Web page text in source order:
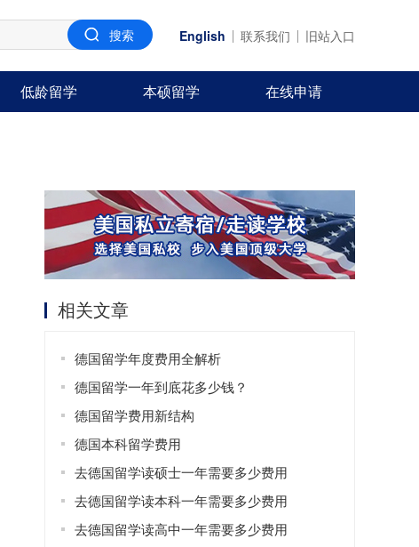
English 联系我们 旧站入口
低龄留学 本硕留学 在线申请
相关文章
德国留学年度费用全解析
德国留学一年到底花多少钱？
德国留学费用新结构
德国本科留学费用
去德国留学读硕士一年需要多少费用
去德国留学读本科一年需要多少费用
去德国留学读高中一年需要多少费用